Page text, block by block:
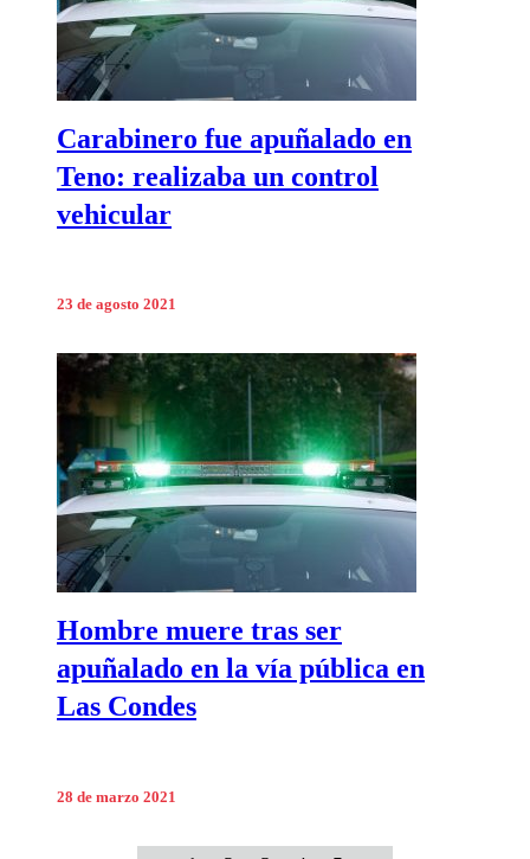
Carabinero fue apuñalado en
Teno: realizaba un control
vehicular
23 de agosto 2021
Hombre muere tras ser
apuñalado en la vía pública en
Las Condes
28 de marzo 2021